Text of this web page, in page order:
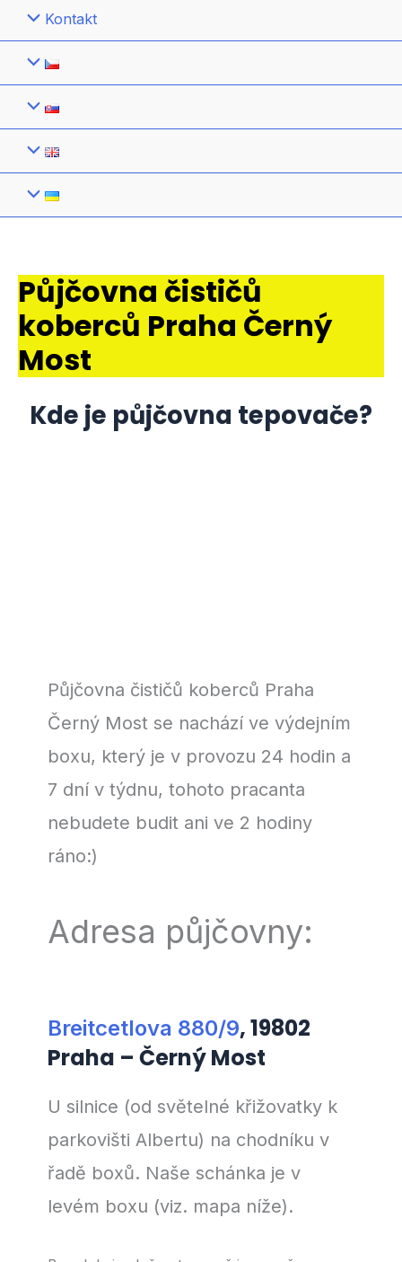
Kontakt
Půjčovna čističů
koberců Praha Černý
Most
Kde je půjčovna tepovače?
Půjčovna čističů koberců Praha
Černý Most se nachází ve výdejním
boxu, který je v provozu 24 hodin a
7 dní v týdnu, tohoto pracanta
nebudete budit ani ve 2 hodiny
ráno:)
Adresa půjčovny:
Breitcetlova 880/9, 19802
Praha – Černý Most
U silnice (od světelné křižovatky k
parkovišti Albertu) na chodníku v
řadě boxů. Naše schánka je v
levém boxu (viz. mapa níže).